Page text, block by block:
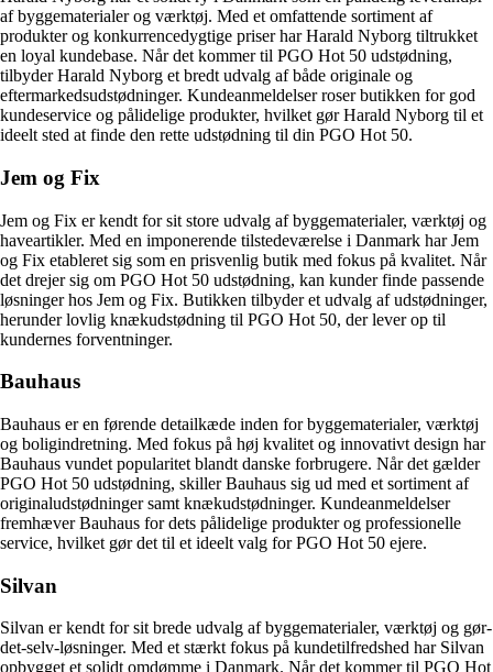
af byggematerialer og værktøj. Med et omfattende sortiment af
produkter og konkurrencedygtige priser har Harald Nyborg tiltrukket
en loyal kundebase. Når det kommer til PGO Hot 50 udstødning,
tilbyder Harald Nyborg et bredt udvalg af både originale og
eftermarkedsudstødninger. Kundeanmeldelser roser butikken for god
kundeservice og pålidelige produkter, hvilket gør Harald Nyborg til et
ideelt sted at finde den rette udstødning til din PGO Hot 50.
Jem og Fix
Jem og Fix er kendt for sit store udvalg af byggematerialer, værktøj og
haveartikler. Med en imponerende tilstedeværelse i Danmark har Jem
og Fix etableret sig som en prisvenlig butik med fokus på kvalitet. Når
det drejer sig om PGO Hot 50 udstødning, kan kunder finde passende
løsninger hos Jem og Fix. Butikken tilbyder et udvalg af udstødninger,
herunder lovlig knækudstødning til PGO Hot 50, der lever op til
kundernes forventninger.
Bauhaus
Bauhaus er en førende detailkæde inden for byggematerialer, værktøj
og boligindretning. Med fokus på høj kvalitet og innovativt design har
Bauhaus vundet popularitet blandt danske forbrugere. Når det gælder
PGO Hot 50 udstødning, skiller Bauhaus sig ud med et sortiment af
originaludstødninger samt knækudstødninger. Kundeanmeldelser
fremhæver Bauhaus for dets pålidelige produkter og professionelle
service, hvilket gør det til et ideelt valg for PGO Hot 50 ejere.
Silvan
Silvan er kendt for sit brede udvalg af byggematerialer, værktøj og gør-
det-selv-løsninger. Med et stærkt fokus på kundetilfredshed har Silvan
opbygget et solidt omdømme i Danmark. Når det kommer til PGO Hot